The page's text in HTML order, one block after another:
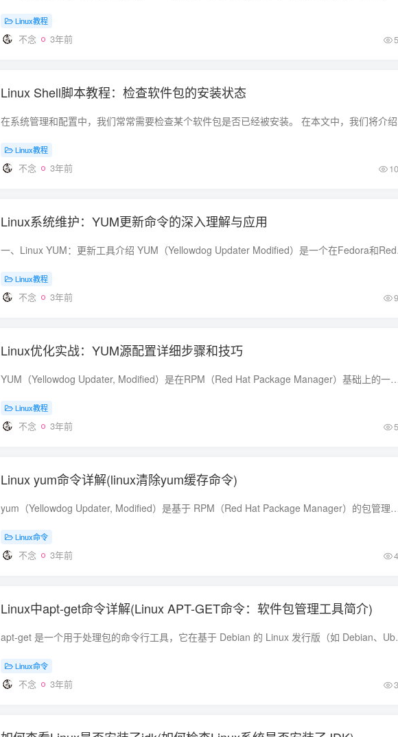
Linux教程
不念 3年前
Linux Shell脚本教程：检查软件包的安装状态
Linux教程
不念 3年前
Linux系统维护：YUM更新命令的深入理解与应用
一、Linux YUM
Linux教程
不念 3年前
Linux优化实战：YUM源配置详细步骤和技巧
YUM（Yellowdog Updater, Modified）是在RPM（Red Hat Package Manager）基础上的一款功能强大的软件包管理器
Linux教程
不念 3年前
Linux yum命令详解(linux清除yum缓存命令)
yum（Yellowdog Updater, Modified）是基于 RPM（Red Hat Package Manager）的包管理器，主要用于 RHEL（Red
Linux命令
不念 3年前
Linux中apt-get命令详解(Linux APT-GET命令：软件包管理工具简介)
apt-get 是一个用于处理包的命令
Linux命令
不念 3年前